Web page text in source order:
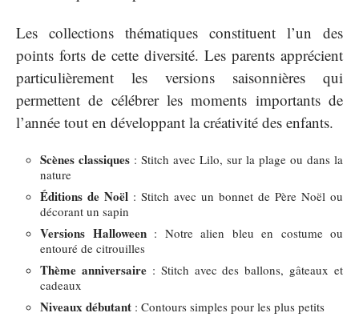
Les collections thématiques constituent l’un des
points forts de cette diversité. Les parents apprécient
particulièrement les versions saisonnières qui
permettent de célébrer les moments importants de
l’année tout en développant la créativité des enfants.
Scènes classiques : Stitch avec Lilo, sur la plage ou dans la
nature
Éditions de Noël : Stitch avec un bonnet de Père Noël ou
décorant un sapin
Versions Halloween: Notre alien bleu en costume ou
entouré de citrouilles
Thème anniversaire: Stitch avec des ballons, gâteaux et
cadeaux
Niveaux débutant : Contours simples pour les plus petits